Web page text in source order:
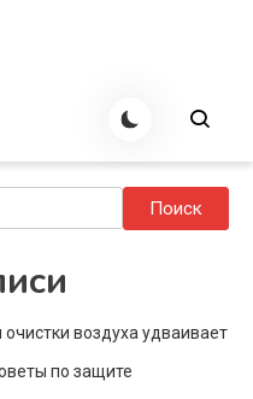
Найти:
воздуха удваивает
по защите